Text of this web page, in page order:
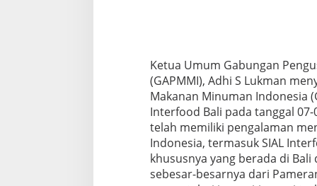
Ketua Umum Gabungan
(GAPMMI), Adhi S Lukman
Makanan Minuman Indonesia
Interfood Bali pada tanggal
telah memiliki pengalaman
Indonesia, termasuk SIAL
khususnya yang berada di
sebesar-besarnya dari